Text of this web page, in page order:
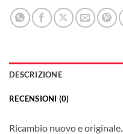
DESCRIZIONE
RECENSIONI (0)
Ricambio nuovo e originale.